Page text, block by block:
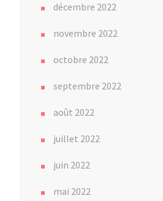
décembre 2022
novembre 2022
octobre 2022
septembre 2022
août 2022
juillet 2022
juin 2022
mai 2022